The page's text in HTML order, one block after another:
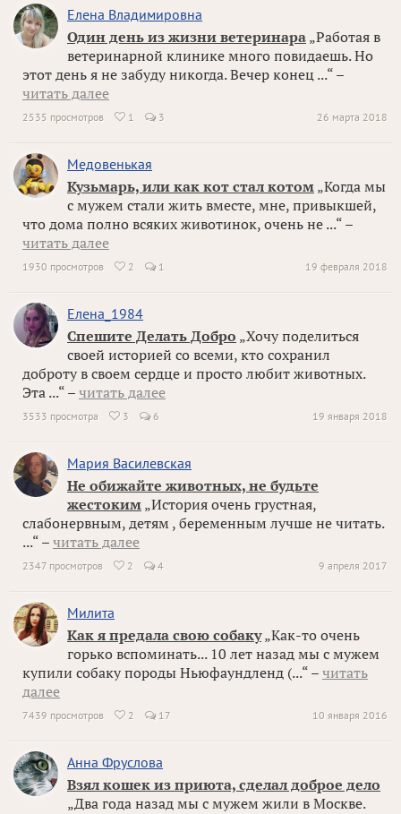
Елена Владимировна
Один день из жизни ветеринара „Работая в
ветеринарной клинике много повидаешь. Но
этот день я не забуду никогда. Вечер конец ...“ –
читать далее
26 марта 2018
2535 просмотров  1 3
Медовенькая
Кузьмарь, или как кот стал котом „Когда мы
с мужем стали жить вместе, мне, привыкшей,
что дома полно всяких животинок, очень не ...“ –
читать далее
19 февраля 2018
1930 просмотров  2 1
Елена_1984
Спешите Делать Добро „Хочу поделиться
своей историей со всеми, кто сохранил
доброту в своем сердце и просто любит животных.
Эта ...“ – читать далее
19 января 2018
3533 просмотра  3 6
Мария Василевская
Не обижайте животных, не будьте
жестоким „История очень грустная,
слабонервным, детям , беременным лучше не читать.
...“ – читать далее
9 апреля 2017
2347 просмотров  2 4
Милита
Как я предала свою собаку„Как-то очень
горько вспоминать... 10 лет назад мы с мужем
купили собаку породы Ньюфаундленд (...“ – читать
далее
10 января 2016
7439 просмотров  2 17
Анна Фруслова
Взял кошек из приюта, сделал доброе дело
„Два года назад мы с мужем жили в Москве.